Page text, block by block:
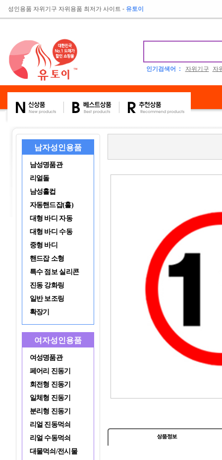
성인용품 자위기구 자위용품 최저가 사이트 - 유토이
인기검색어 : 자위기구 자
남자성인용품
남성명품관
리얼돌
남성홀컵
자동핸드잡(홀)
대형 바디 자동
대형 바디 수동
중형 바디
핸드잡 소형
특수 점보 실리콘
진동 강화링
일반 보조링
확장기
여자성인용품
여성명품관
페어리 진동기
회전형 진동기
일체형 진동기
분리형 진동기
리얼 진동먹쇠
리얼 수동먹쇠
대물먹쇠/전시물